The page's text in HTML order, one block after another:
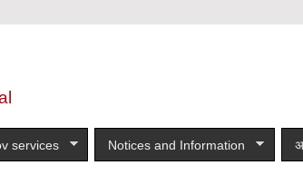
services Notices and Information